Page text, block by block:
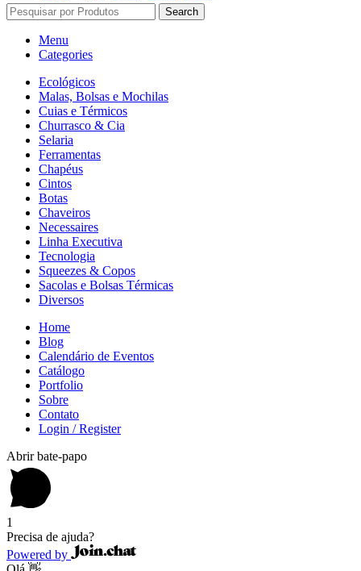
Search
Menu
Categories
Ecológicos
Malas, Bolsas e Mochilas
Cuias e Térmicos
Churrasco & Cia
Selaria
Ferramentas
Chapéus
Cintos
Botas
Chaveiros
Necessaires
Linha Executiva
Tecnologia
Squeezes & Copos
Sacolas e Bolsas Térmicas
Diversos
Home
Blog
Calendário de Eventos
Catálogo
Portfolio
Sobre
Contato
Login / Register
Abrir bate-papo
1
Precisa de ajuda?
Powered by